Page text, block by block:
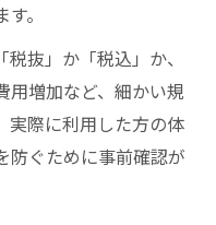
。
抜」か「税込」か、
用増加など、細かい規
実際に利用した方の体
防ぐために事前確認が